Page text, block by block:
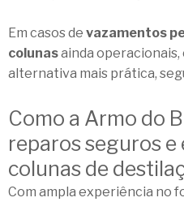
Em casos de vazamentos
colunasainda operacionais,
alternativa mais prática,
Como a Armo do
reparos seguros
colunas de
Com ampla experiência no